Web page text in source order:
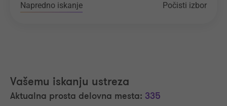
Napredno iskanje Počisti izbor
Vašemu iskanju ustreza
Aktualna prosta delovna mesta: 335